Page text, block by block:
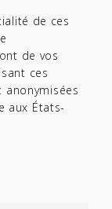
de ces
de vos
ces
aux États-